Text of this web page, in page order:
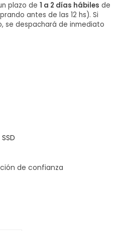
plazo de 1 a 2 días hábiles de
antes de las 12 hs). Si
se despachará de inmediato